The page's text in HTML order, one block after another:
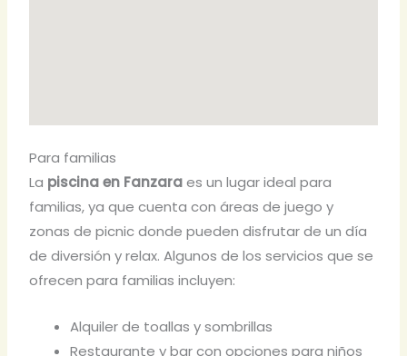
Para familias
La piscina en Fanzaraes un lugar ideal para
familias, ya que cuenta con áreas de juego y
zonas de picnic donde pueden disfrutar de un día
de diversión y relax. Algunos de los servicios que se
ofrecen para familias incluyen:
Alquiler de toallas y sombrillas
Restaurante y bar con opciones para niños